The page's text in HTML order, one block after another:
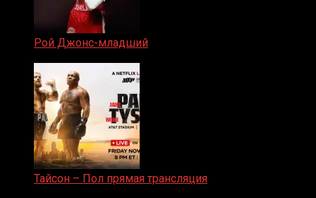
Рой Джонс-младший
Тайсон – Пол прямая трансляция